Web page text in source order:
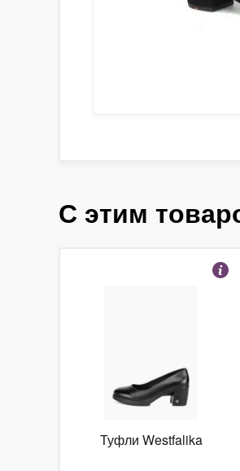
С этим
Туфли Westfalika